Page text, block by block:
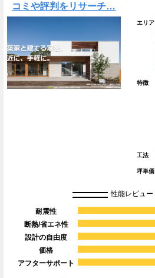
コミや評判をリサーチ…
エリア
特徴
工法
坪単価
性能レビュー
耐震性
断熱/省エネ性
設計の自由度
価格
アフターサポート